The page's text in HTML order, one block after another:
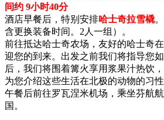
间约 9小时40分
酒店早餐后，特别安排哈士奇拉雪橇
含更换装备时间。2人一组）。
前往抵达哈士奇农场，友好的哈士奇
迎您的到来。出发之前我们将指导您
后，我们将围着篝火享用浆果汁热饮
为您介绍这些生活在北极的动物的习性
午餐后前往罗瓦涅米机场，乘坐芬航
国。